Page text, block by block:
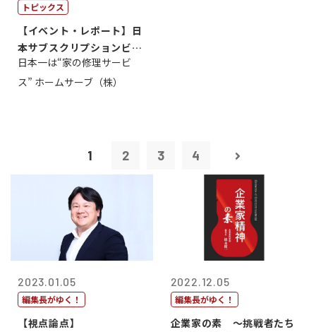
トピックス
【イベント・レポート】日
本サブスクリプションビジ
ネス大賞20...
日本一は“家の修理サービ
ス” ホームサーブ（株）
1 2 3 4
2023.01.05
編集長がゆく！
【視点論点】
2022.12.05
編集長がゆく！
企業家の素 〜挑戦者たち